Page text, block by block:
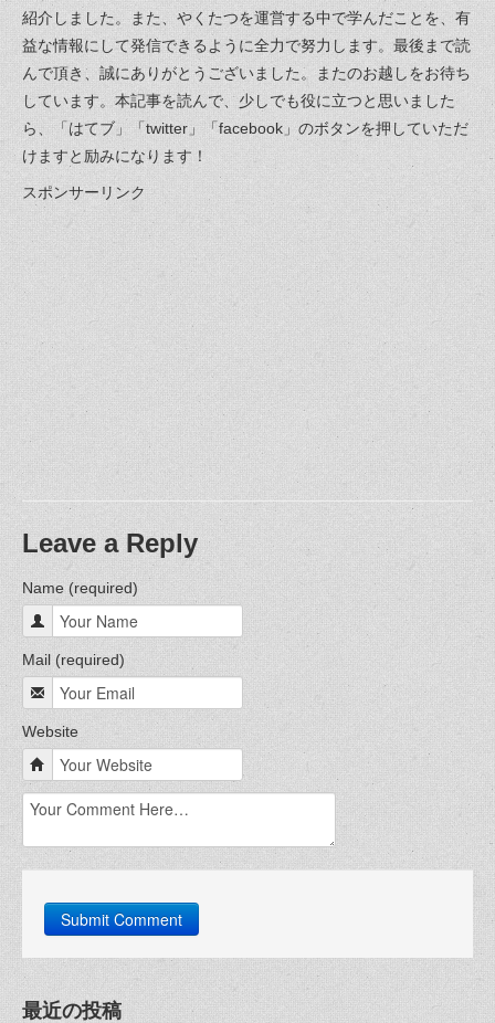
紹介しました。また、やくたつを運営する中で学んだことを、有
益な情報にして発信できるように全力で努力します。最後まで読
んで頂き、誠にありがとうございました。またのお越しをお待ち
しています。本記事を読んで、少しでも役に立つと思いました
ら、「はてブ」「twitter」「facebook」のボタンを押していただ
けますと励みになります！
スポンサーリンク
Leave a Reply
Name (required)
Mail (required)
Website
最近の投稿